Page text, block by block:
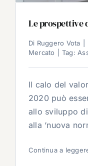
Le prospettive
Di Ruggero Vota
Mercato
Tag:
Il calo del
2020 può
allo sviluppo
alla ‘nuova
Continua a